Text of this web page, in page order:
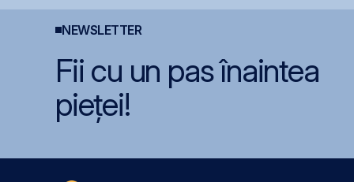
NEWSLETTER
Fii cu un pas înaintea
pieței!